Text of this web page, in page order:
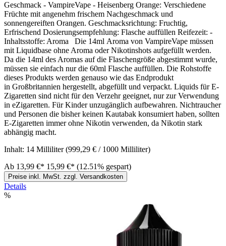
Geschmack - VampireVape - Heisenberg Orange: Verschiedene
Früchte mit angenehm frischem Nachgeschmack und
sonnengereiften Orangen. Geschmacksrichtung: Fruchtig,
Erfrischend Dosierungsempfehlung: Flasche auffüllen Reifezeit: -
Inhaltsstoffe: Aroma Die 14ml Aroma von VampireVape müssen
mit Liquidbase ohne Aroma oder Nikotinshots aufgefüllt werden.
Da die 14ml des Aromas auf die Flaschengröße abgestimmt wurde,
müssen sie einfach nur die 60ml Flasche auffüllen. Die Rohstoffe
dieses Produkts werden genauso wie das Endprodukt
in Großbritannien hergestellt, abgefüllt und verpackt. Liquids für E-
Zigaretten sind nicht für den Verzehr geeignet, nur zur Verwendung
in eZigaretten. Für Kinder unzugänglich aufbewahren. Nichtraucher
und Personen die bisher keinen Kautabak konsumiert haben, sollten
E-Zigaretten immer ohne Nikotin verwenden, da Nikotin stark
abhängig macht.
Inhalt: 14 Milliliter(999,29 € / 1000 Milliliter)
Ab 13,99 €* 15,99 €* (12.51% gespart)
Preise inkl. MwSt. zzgl. Versandkosten
Details
%